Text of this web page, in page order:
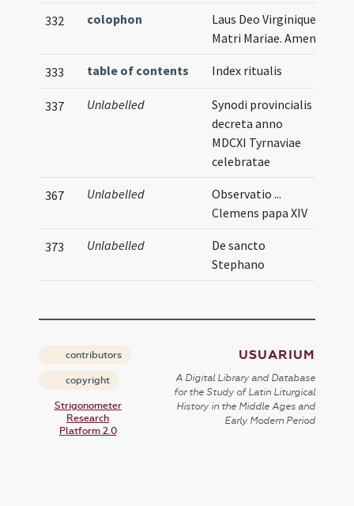
332 colophon
Laus Deo Virginique
Matri Mariae. Amen
333 table of contents Index ritualis
337 Unlabelled
Synodi provincialis
decreta anno
MDCXI Tyrnaviae
celebratae
367 Unlabelled
Observatio ...
Clemens papa XIV
373 Unlabelled
De sancto
Stephano
contributors
copyright
Strigonometer
Research
Platform 2.0
USUARIUM
A Digital Library and Database
for the Study of Latin Liturgical
History in the Middle Ages and
Early Modern Period